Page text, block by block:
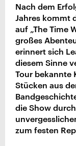
Nach dem
Jahres kommt
auf „The Time
großes
erinnert sich
diesem Sinne
Tour bekannte
Stücken aus
die Show
zum festen